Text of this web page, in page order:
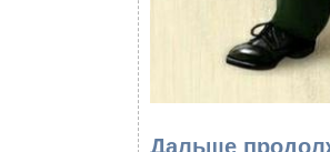
Дальше